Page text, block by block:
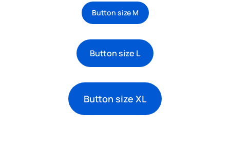
Button size M
Button size L
Button size XL